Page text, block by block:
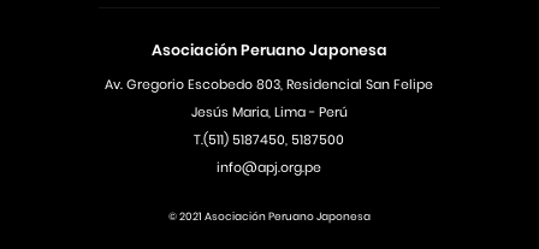
Asociación Peruano Japonesa
Av. Gregorio Escobedo 803, Residencial San Felipe
Jesús Maria, Lima - Perú
T.(511) 5187450, 5187500
info@apj.org.pe
© 2021 Asociación Peruano Japonesa